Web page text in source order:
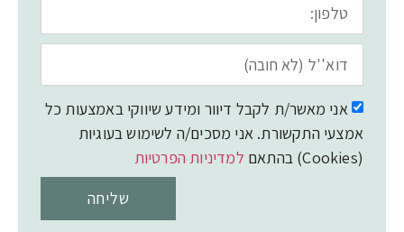
אני מאשר/ת לקבל דיוור ומידע שיווקי באמצעות כל
אמצעי התקשורת. אני מסכים/ה לשימוש בעוגיות
(Cookies) בהתאם
למדיניות הפרטיות
שליחה